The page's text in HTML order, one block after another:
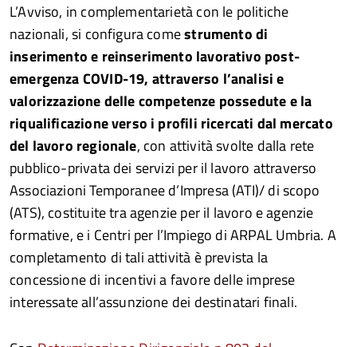
L’Avviso, in complementarietà con le politiche
nazionali, si configura comestrumento di
inserimento e reinserimento lavorativo post-
emergenza COVID-19, attraverso l’analisi e
valorizzazione delle competenze possedute e la
riqualificazione verso i profili ricercati dal mercato
del lavoro regionale, con attività svolte dalla rete
pubblico-privata dei servizi per il lavoro attraverso
Associazioni Temporanee d’Impresa (ATI)/ di scopo
(ATS), costituite tra agenzie per il lavoro e agenzie
formative, e i Centri per l’Impiego di ARPAL Umbria. A
completamento di tali attività è prevista la
concessione di incentivi a favore delle imprese
interessate all’assunzione dei destinatari finali.